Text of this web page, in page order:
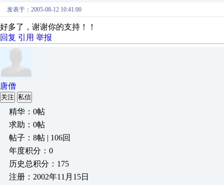
发表于：2005-08-12 10:41:00
好多了，谢谢你的支持！！
回复 引用 举报
唐僧
关注 私信
精华：0帖
求助：0帖
帖子：8帖 | 106回
年度积分：0
历史总积分：175
注册：2002年11月15日